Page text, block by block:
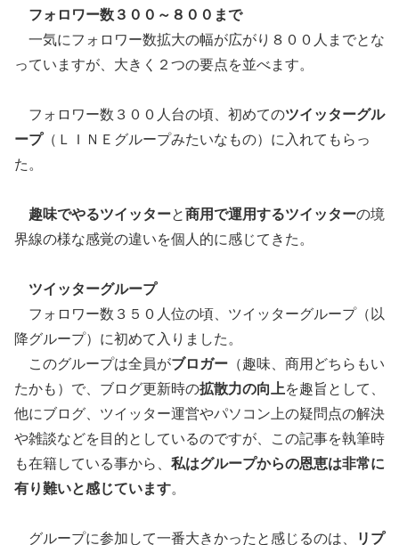
フォロワー数３００～８００まで
一気にフォロワー数拡大の幅が広がり８００人までとな
っていますが、大きく２つの要点を並べます。
フォロワー数３００人台の頃、初めてのツイッターグル
ープ（ＬＩＮＥグループみたいなもの）に入れてもらっ
た。
趣味でやるツイッターと商用で運用するツイッターの境
界線の様な感覚の違いを個人的に感じてきた。
ツイッターグループ
フォロワー数３５０人位の頃、ツイッターグループ（以
降グループ）に初めて入りました。
このグループは全員がブロガー （趣味、商用どちらもい
たかも）で、ブログ更新時の拡散力の向上を趣旨として、
他にブログ、ツイッター運営やパソコン上の疑問点の解決
や雑談などを目的としているのですが、この記事を執筆時
も在籍している事から、 私はグループからの恩恵は非常に
有り難いと感じています。
グループに参加して一番大きかったと感じるのは、 リプ